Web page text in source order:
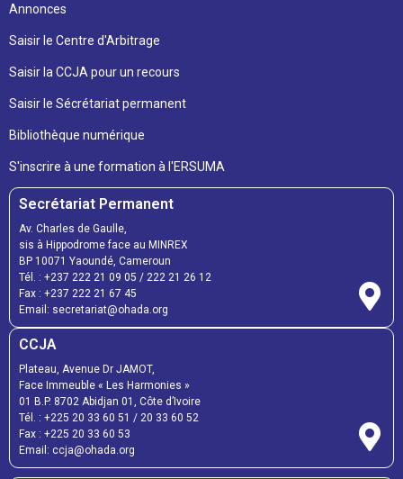
Annonces
Saisir le Centre d'Arbitrage
Saisir la CCJA pour un recours
Saisir le Sécrétariat permanent
Bibliothèque numérique
S'inscrire à une formation à l'ERSUMA
Secrétariat Permanent
Av. Charles de Gaulle,
sis à Hippodrome face au MINREX
BP 10071 Yaoundé, Cameroun
Tél. : +237 222 21 09 05 / 222 21 26 12
Fax : +237 222 21 67 45
Email: secretariat@ohada.org
CCJA
Plateau, Avenue Dr JAMOT,
Face Immeuble « Les Harmonies »
01 B.P. 8702 Abidjan 01, Côte d’Ivoire
Tél. : +225 20 33 60 51 / 20 33 60 52
Fax : +225 20 33 60 53
Email: ccja@ohada.org